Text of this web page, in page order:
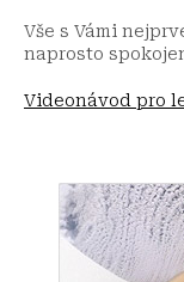
Vše s Vámi
naprosto
Videonávod pro